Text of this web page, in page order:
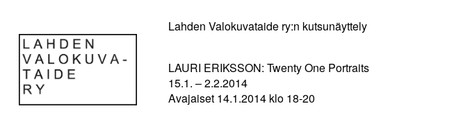
Lahden Valokuvataide ry:n kutsunäyttely
LAURI ERIKSSON: Twenty One Portraits
15.1. – 2.2.2014
Avajaiset 14.1.2014 klo 18-20